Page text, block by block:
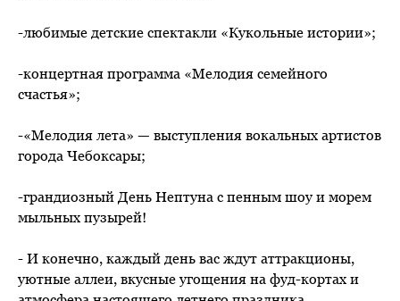
-любимые детские спектакли «Кукольные истории»;
-концертная программа «Мелодия семейного
счастья»;
-«Мелодия лета» — выступления вокальных артистов
города Чебоксары;
-грандиозный День Нептуна с пенным шоу и морем
мыльных пузырей!
- И конечно, каждый день вас ждут аттракционы,
уютные аллеи, вкусные угощения на фуд-кортах и